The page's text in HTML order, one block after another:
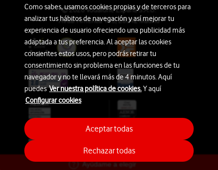
Ayúdame a elegir
© 2026 Vodafone España S.A.U.
Avda. América 115, 28042 Madrid
Como sabes, usamos cookies propias y de terceros para
analizar tus hábitos de navegación y así mejorar tu
experiencia de usuario ofreciendo una publicidad más
adaptada a tus preferencia. Al aceptar las cookies
consientes estos usos, pero podrás retirar tu
consentimiento sin problema en las funciones de tu
navegador y no te llevará más de 4 minutos. Aquí
puedesVer nuestra política de cookies.Y aquí
Configurar cookies
Rechazar todas
Aceptar todas